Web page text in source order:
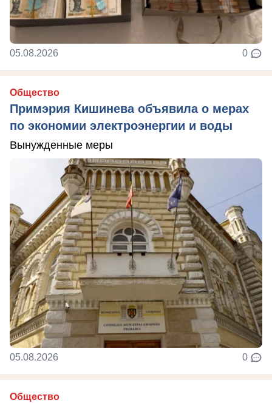
05.08.2026 0
Общество
Примэрия Кишинева объявила о мерах
по экономии электроэнергии и воды
Вынужденные меры
05.08.2026 0
Общество